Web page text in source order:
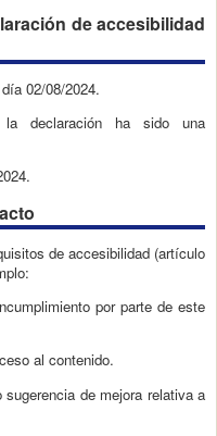
de accesibilidad
02/08/2024.
la declaración ha sido una
de accesibilidad (artículo
por parte de este
al contenido.
de mejora relativa a